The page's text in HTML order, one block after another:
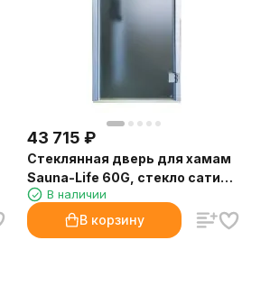
43 715 ₽
Стеклянная дверь для хамам
Sauna-Life 60G, стекло сатин,
90x210 см.
В наличии
В корзину